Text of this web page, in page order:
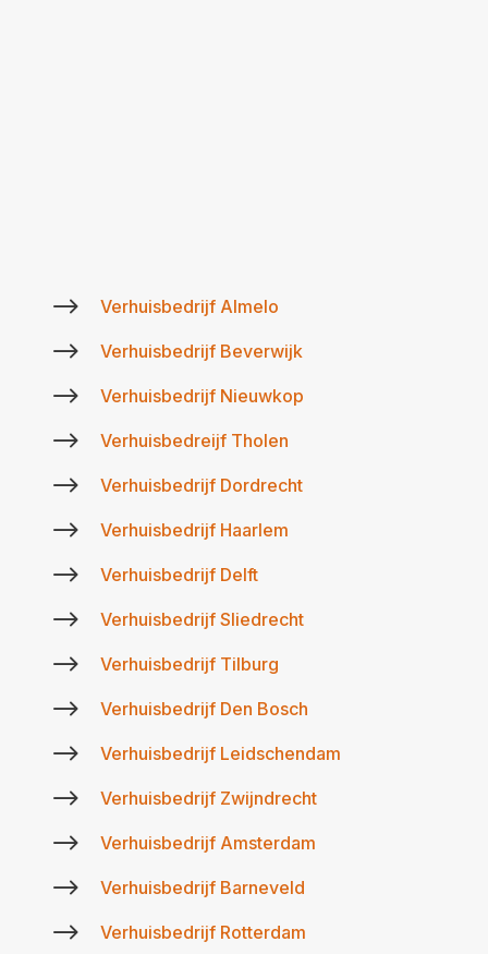
$ Verhuisbedrijf Almelo
$ Verhuisbedrijf Beverwijk
$ Verhuisbedrijf Nieuwkop
$ Verhuisbedreijf Tholen
$ Verhuisbedrijf Dordrecht
$ Verhuisbedrijf Haarlem
$ Verhuisbedrijf Delft
$ Verhuisbedrijf Sliedrecht
$ Verhuisbedrijf Tilburg
$ Verhuisbedrijf Den Bosch
$ Verhuisbedrijf Leidschendam
$ Verhuisbedrijf Zwijndrecht
$ Verhuisbedrijf Amsterdam
$ Verhuisbedrijf Barneveld
$ Verhuisbedrijf Rotterdam